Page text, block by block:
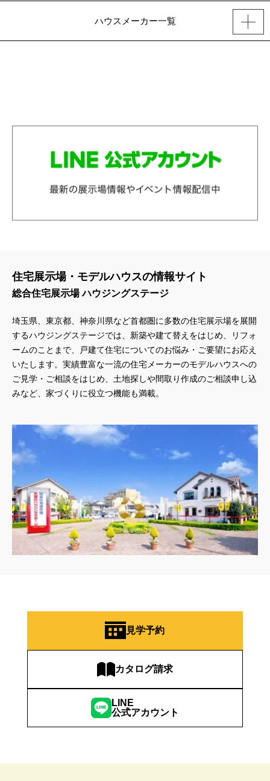
ハウスメーカー一覧
住宅展示場・モデルハウスの情報サイト
総合住宅展示場 ハウジングステージ
埼玉県、東京都、神奈川県など首都圏に多数の住宅展示場を展開
するハウジングステージでは、新築や建て替えをはじめ、リフォ
ームのことまで、戸建て住宅についてのお悩み・ご要望にお応え
いたします。実績豊富な一流の住宅メーカーのモデルハウスへの
ご見学・ご相談をはじめ、土地探しや間取り作成のご相談申し込
みなど、家づくりに役立つ機能も満載。
見学予約
カタログ請求
LINE
公式アカウント